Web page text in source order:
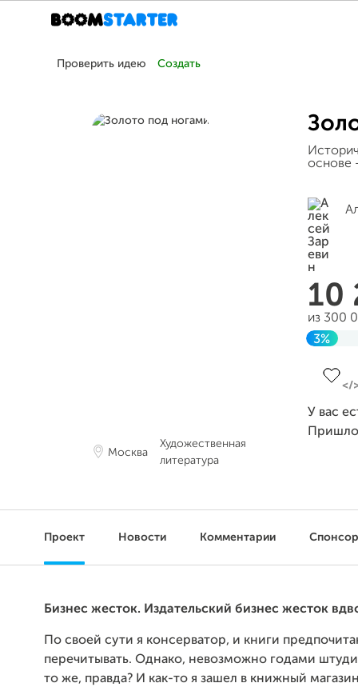
Проверить идею Создать
Москва
Художественная
литература
основе
10
из 300
3%
У вас
Проект Новости Комментарии
Бизнес жесток. Издательский бизнес жесток
По своей сути я консерватор, и книги
перечитывать. Однако, невозможно годами
то же, правда? И как-то я зашел в книжный